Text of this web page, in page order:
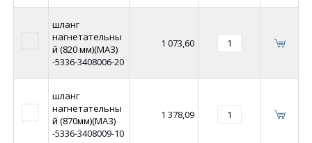
шланг
нагнетательны
й (820 мм)(МАЗ)
-5336-3408006-20
1 073,60
шланг
нагнетательны
й (870мм)(МАЗ)
-5336-3408009-10
1 378,09